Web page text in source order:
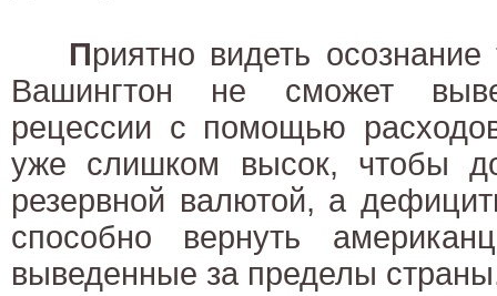
Приятно видеть
Вашингтон не сможет
рецессии с помощью
уже слишком высок, чтобы
резервной валютой, а
способно вернуть
выведенные за пределы